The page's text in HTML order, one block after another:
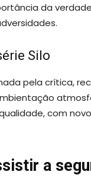
da
Silo
pela crítica,
com
a